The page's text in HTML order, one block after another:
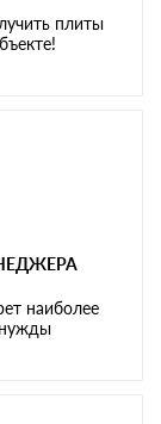
плиты
наиболее